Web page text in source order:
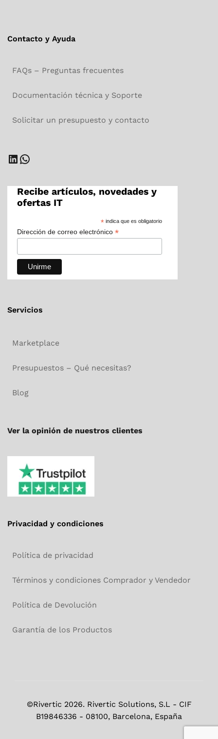
Contacto y Ayuda
FAQs – Preguntas frecuentes
Documentación técnica y Soporte
Solicitar un presupuesto y contacto
LinkedIn
WhatsApp
Recibe artículos, novedades y
ofertas IT
*indica que es obligatorio
Dirección de correo electrónico *
Servicios
Marketplace
Presupuestos – Qué necesitas?
Blog
Ver la opinión de nuestros clientes
Privacidad y condiciones
Política de privacidad
Términos y condiciones Comprador y Vendedor
Política de Devolución
Garantía de los Productos
©Rivertic 2026. Rivertic Solutions, S.L - CIF
B19846336 - 08100, Barcelona, España